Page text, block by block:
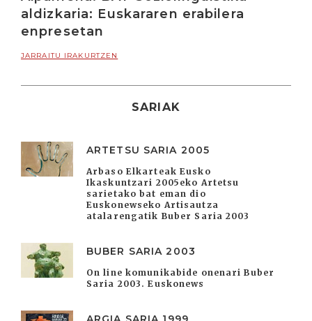
aldizkaria: Euskararen erabilera
enpresetan
JARRAITU IRAKURTZEN
SARIAK
ARTETSU SARIA 2005
Arbaso Elkarteak Eusko
Ikaskuntzari 2005eko Artetsu
sarietako bat eman dio
Euskonewseko Artisautza
atalarengatik Buber Saria 2003
BUBER SARIA 2003
On line komunikabide onenari Buber
Saria 2003. Euskonews